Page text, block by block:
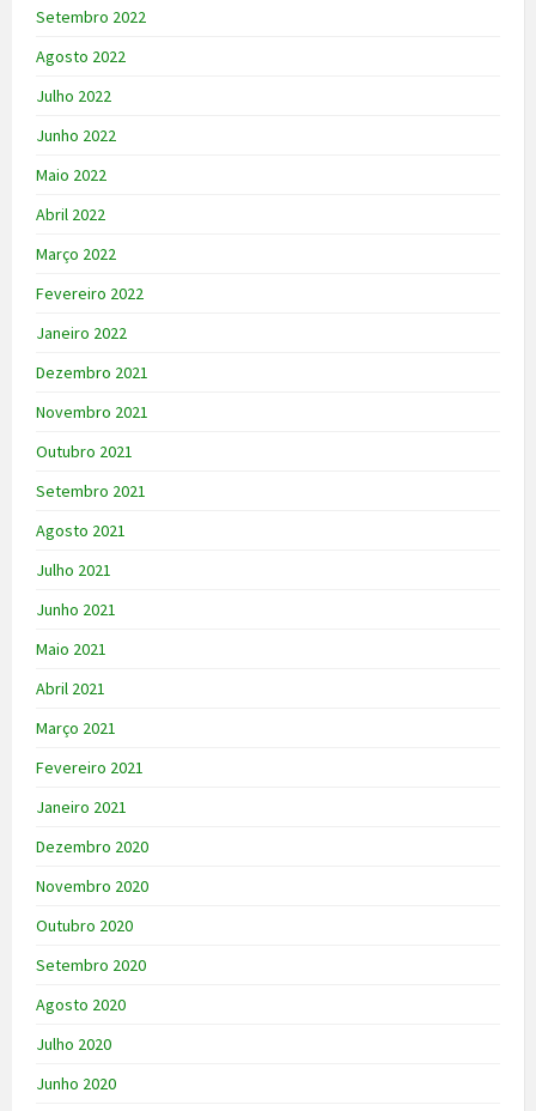
Setembro 2022
Agosto 2022
Julho 2022
Junho 2022
Maio 2022
Abril 2022
Março 2022
Fevereiro 2022
Janeiro 2022
Dezembro 2021
Novembro 2021
Outubro 2021
Setembro 2021
Agosto 2021
Julho 2021
Junho 2021
Maio 2021
Abril 2021
Março 2021
Fevereiro 2021
Janeiro 2021
Dezembro 2020
Novembro 2020
Outubro 2020
Setembro 2020
Agosto 2020
Julho 2020
Junho 2020